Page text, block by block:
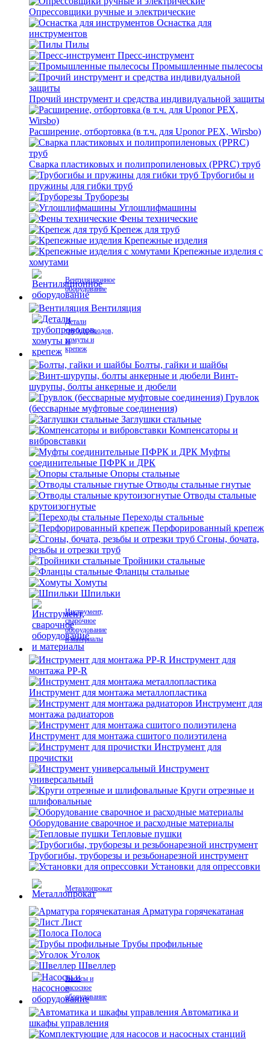
Опрессовщики ручные и электрические
Оснастка для
инструментов
Пилы
Пресс-инструмент
Промышленные пылесосы
Прочий инструмент и средства индивидуальной защиты
Расширение, отбортовка (в т.ч. для Uponor PEX, Wirsbo)
Сварка пластиковых и полипропиленовых (PPRC) труб
Трубогибы и
пружины для гибки труб
Труборезы
Углошлифмашины
Фены технические
Крепеж для труб
Крепежные изделия
Крепежные изделия с
хомутами
Вентиляционное
оборудование
Вентиляция
Детали
трубопроводов,
хомуты и
крепеж
Болты, гайки и шайбы
Винт-
шурупы, болты анкерные и дюбели
Грувлок
(бессварные муфтовые соединения)
Заглушки стальные
Компенсаторы и
вибровставки
Муфты
соединительные ПФРК и ДРК
Опоры стальные
Отводы стальные гнутые
Отводы стальные
крутоизогнутые
Переходы стальные
Перфорированный крепеж
Сгоны, бочата,
резьбы и отрезки труб
Тройники стальные
Фланцы стальные
Хомуты
Шпильки
Инструмент,
сварочное
оборудование
и материалы
Инструмент для
монтажа PP-R
Инструмент для монтажа металлопластика
Инструмент для
монтажа радиаторов
Инструмент для монтажа сшитого полиэтилена
Инструмент для
прочистки
Инструмент
универсальный
Круги отрезные и
шлифовальные
Оборудование сварочное и расходные материалы
Тепловые пушки
Трубогибы, труборезы и резьбонарезной инструмент
Установки для опрессовки
Металлопрокат
Арматура горячекатаная
Лист
Полоса
Трубы профильные
Уголок
Швеллер
Насосы и
насосное
оборудование
Автоматика и
шкафы управления